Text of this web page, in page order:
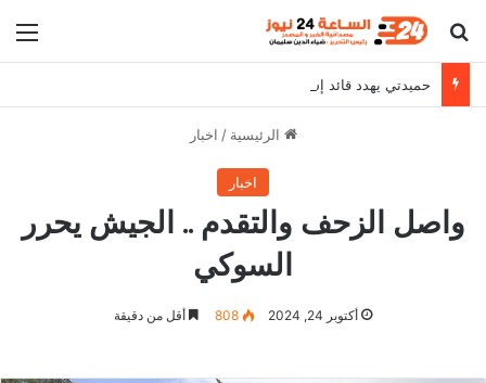
بحث عن
حميدتي يهدد قائد إستخبارات المليشيا
الرئيسية / اخبار
اخبار
واصل الزحف والتقدم .. الجيش يحرر
السوكي
أكتوبر 24, 2024 808 أقل من دقيقة